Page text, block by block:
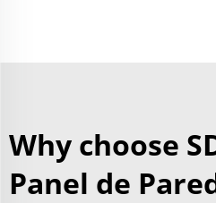
Why choose
Panel de